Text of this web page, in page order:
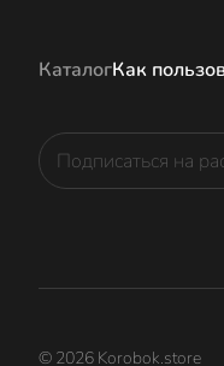
КаталогКак
© 2026 Korobok.store